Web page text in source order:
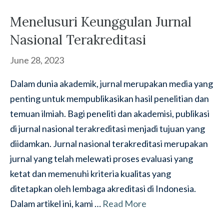
Menelusuri Keunggulan Jurnal
Nasional Terakreditasi
June 28, 2023
Dalam dunia akademik, jurnal merupakan media yang
penting untuk mempublikasikan hasil penelitian dan
temuan ilmiah. Bagi peneliti dan akademisi, publikasi
di jurnal nasional terakreditasi menjadi tujuan yang
diidamkan. Jurnal nasional terakreditasi merupakan
jurnal yang telah melewati proses evaluasi yang
ketat dan memenuhi kriteria kualitas yang
ditetapkan oleh lembaga akreditasi di Indonesia.
Dalam artikel ini, kami … Read More